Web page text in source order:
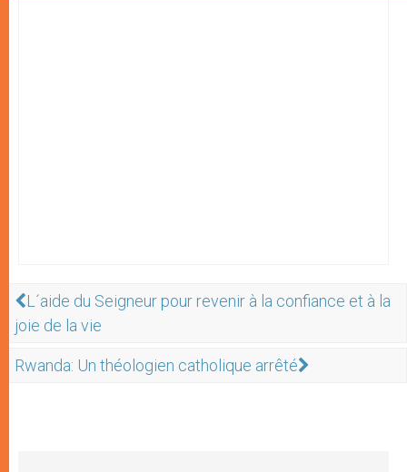
L´aide du Seigneur pour revenir à la confiance et à la
joie de la vie
Rwanda: Un théologien catholique arrêté